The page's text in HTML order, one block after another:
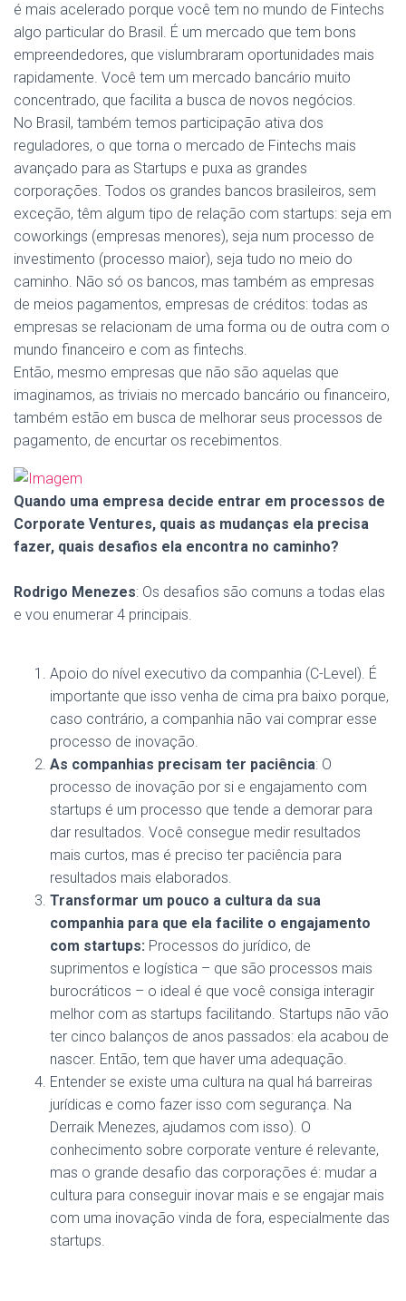
é mais acelerado porque você tem no mundo de Fintechs
algo particular do Brasil. É um mercado que tem bons
empreendedores, que vislumbraram oportunidades mais
rapidamente. Você tem um mercado bancário muito
concentrado, que facilita a busca de novos negócios.
No Brasil, também temos participação ativa dos
reguladores, o que torna o mercado de Fintechs mais
avançado para as Startups e puxa as grandes
corporações. Todos os grandes bancos brasileiros, sem
exceção, têm algum tipo de relação com startups: seja em
coworkings (empresas menores), seja num processo de
investimento (processo maior), seja tudo no meio do
caminho. Não só os bancos, mas também as empresas
de meios pagamentos, empresas de créditos: todas as
empresas se relacionam de uma forma ou de outra com o
mundo financeiro e com as fintechs.
Então, mesmo empresas que não são aquelas que
imaginamos, as triviais no mercado bancário ou financeiro,
também estão em busca de melhorar seus processos de
pagamento, de encurtar os recebimentos.
Quando uma empresa decide entrar em processos de
Corporate Ventures, quais as mudanças ela precisa
fazer, quais desafios ela encontra no caminho?
Rodrigo Menezes: Os desafios são comuns a todas elas
e vou enumerar 4 principais.
Apoio do nível executivo da companhia (C-Level). É
importante que isso venha de cima pra baixo porque,
caso contrário, a companhia não vai comprar esse
processo de inovação.
As companhias precisam ter paciência: O
processo de inovação por si e engajamento com
startups é um processo que tende a demorar para
dar resultados. Você consegue medir resultados
mais curtos, mas é preciso ter paciência para
resultados mais elaborados.
Transformar um pouco a cultura da sua
companhia para que ela facilite o engajamento
com startups: Processos do jurídico, de
suprimentos e logística – que são processos mais
burocráticos – o ideal é que você consiga interagir
melhor com as startups facilitando. Startups não vão
ter cinco balanços de anos passados: ela acabou de
nascer. Então, tem que haver uma adequação.
Entender se existe uma cultura na qual há barreiras
jurídicas e como fazer isso com segurança. Na
Derraik Menezes, ajudamos com isso). O
conhecimento sobre corporate venture é relevante,
mas o grande desafio das corporações é: mudar a
cultura para conseguir inovar mais e se engajar mais
com uma inovação vinda de fora, especialmente das
startups.